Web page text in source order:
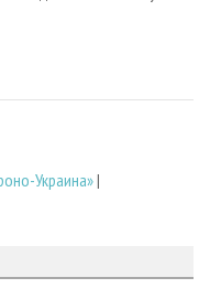
Украина»|